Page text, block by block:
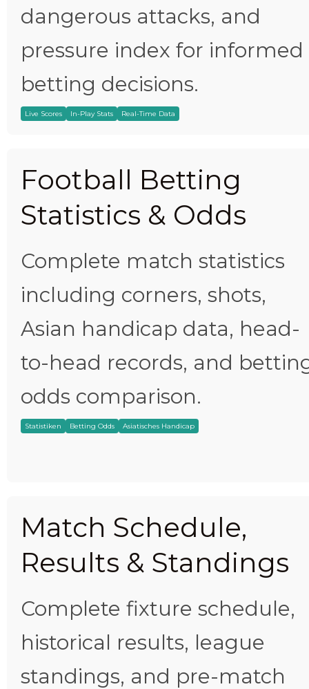
dangerous attacks, and
pressure index for informed
betting decisions.
Live Scores In-Play Stats Real-Time Data
Football Betting
Statistics & Odds
Complete match statistics
including corners, shots,
Asian handicap data, head-
to-head records, and
odds comparison.
Statistiken Betting Odds Asiatisches Handicap
Match Schedule,
Results & Standings
Complete fixture schedule,
historical results, league
standings, and pre-match